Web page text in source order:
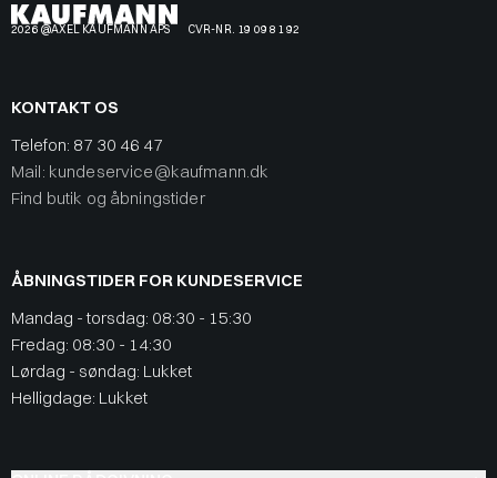
2026 @AXEL KAUFMANN APS CVR-NR. 19 09 81 92
KONTAKT OS
Telefon: 87 30 46 47
Mail: kundeservice@kaufmann.dk
Find butik og åbningstider
ÅBNINGSTIDER FOR KUNDESERVICE
Mandag - torsdag: 08:30 - 15:30
Fredag: 08:30 - 14:30
Lørdag - søndag: Lukket
Helligdage: Lukket